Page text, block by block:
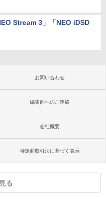
Stream 3」「NEO iDSD
お問い合わせ
編集部へのご連絡
会社概要
特定商取引法に基づく表示
る